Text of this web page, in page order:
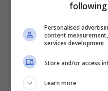
posteriore e del
nascondere nulla di
Non che la
effettivamente
Personalised
content
services development
Store and/or access
Learn more